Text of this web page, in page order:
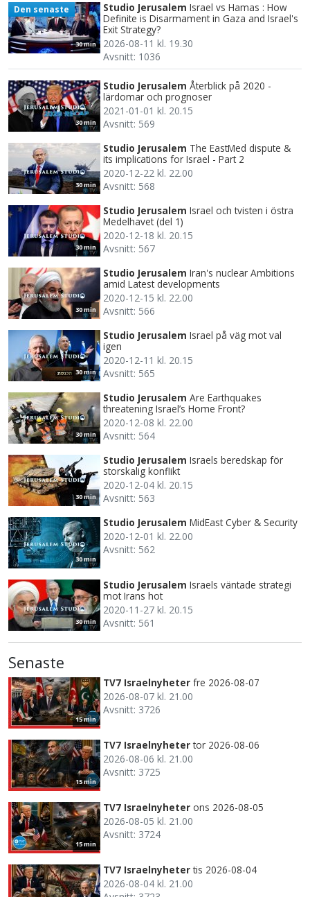
30 min
Den senaste Studio Jerusalem Israel vs Hamas : How
Definite is Disarmament in Gaza and Israel's
Exit Strategy?
2026-08-11 kl. 19.30
Avsnitt: 1036
30 min
Studio Jerusalem Återblick på 2020 -
lärdomar och prognoser
2021-01-01 kl. 20.15
Avsnitt: 569
30 min
Studio Jerusalem The EastMed dispute &
its implications for Israel - Part 2
2020-12-22 kl. 22.00
Avsnitt: 568
30 min
Studio Jerusalem Israel och tvisten i östra
Medelhavet (del 1)
2020-12-18 kl. 20.15
Avsnitt: 567
30 min
Studio Jerusalem Iran's nuclear Ambitions
amid Latest developments
2020-12-15 kl. 22.00
Avsnitt: 566
30 min
Studio Jerusalem Israel på väg mot val
igen
2020-12-11 kl. 20.15
Avsnitt: 565
30 min
Studio Jerusalem Are Earthquakes
threatening Israel’s Home Front?
2020-12-08 kl. 22.00
Avsnitt: 564
30 min
Studio Jerusalem Israels beredskap för
storskalig konflikt
2020-12-04 kl. 20.15
Avsnitt: 563
30 min
Studio Jerusalem MidEast Cyber & Security
2020-12-01 kl. 22.00
Avsnitt: 562
30 min
Studio Jerusalem Israels väntade strategi
mot Irans hot
2020-11-27 kl. 20.15
Avsnitt: 561
Senaste
15 min
TV7 Israelnyheter fre 2026-08-07
2026-08-07 kl. 21.00
Avsnitt: 3726
15 min
TV7 Israelnyheter tor 2026-08-06
2026-08-06 kl. 21.00
Avsnitt: 3725
15 min
TV7 Israelnyheter ons 2026-08-05
2026-08-05 kl. 21.00
Avsnitt: 3724
TV7 Israelnyheter tis 2026-08-04
2026-08-04 kl. 21.00